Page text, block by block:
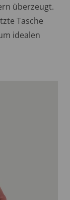
überzeugt.
Tasche
idealen